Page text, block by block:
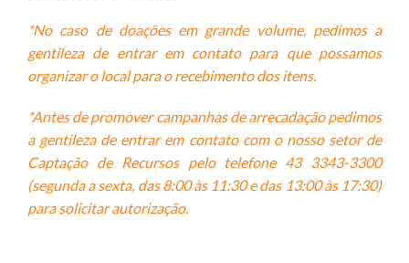
*No caso de doações em grande volume, pedimos a
gentileza de entrar em contato para que possamos
organizar o local para o recebimento dos itens.
*Antes de promover campanhas de arrecadação pedimos
a gentileza de entrar em contato com o nosso setor de
Captação de Recursos pelo telefone 43 3343-3300
(segunda a sexta, das 8:00 às 11:30 e das 13:00 às 17:30)
para solicitar autorização.